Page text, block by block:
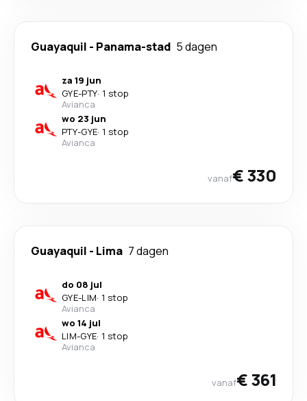
Guayaquil - Panama-stad 5 dagen
za 19 jun
GYE-PTY· 1 stop
Avianca
wo 23 jun
PTY-GYE· 1 stop
Avianca
vanaf€ 330
Guayaquil - Lima 7 dagen
do 08 jul
GYE-LIM· 1 stop
Avianca
wo 14 jul
LIM-GYE· 1 stop
Avianca
vanaf€ 361